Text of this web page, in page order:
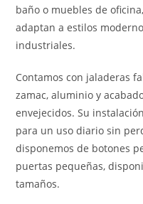
baño o muebles de
adaptan a estilos
industriales.
Contamos con jaladeras
zamac, aluminio y
envejecidos. Su
para un uso diario sin
disponemos de botones
puertas pequeñas,
tamaños.